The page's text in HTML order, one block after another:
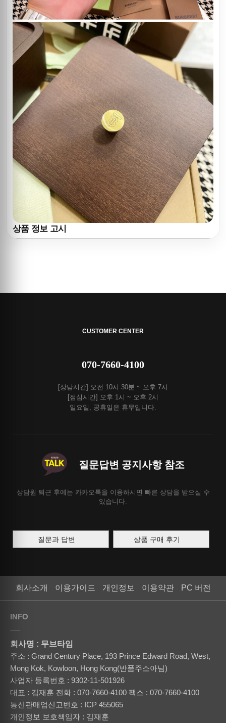
상품 정보 고시
CUSTOMER CENTER
070-7660-4100
[상담시간] 오전 10시 30분 ~ 오후 7시
[점심시간] 오후 1시 ~ 오후 2시
일요일, 공휴일은 휴무입니다.
질문답변 공지사항 참조
상담원 퇴근 후에는 카카오톡을 이용하시면 빠른 상담을 받으실 수
있습니다.
질문과 답변 상품 구매 후기
회사소개 이용가이드 개인정보 이용약관 PC 버전
INFO
회사명 : 무브타임
주소 : Grand Century Place, 193 Prince Edward Road, West,
Mong Kok, Kowloon, Hong Kong(반품주소아님)
사업자 등록번호 : 9302-11-501926
대표 : 김재훈 전화 : 070-7660-4100 팩스 : 070-7660-4100
통신판매업신고번호 : ICP 455065
개인정보 보호책임자 : 김재훈